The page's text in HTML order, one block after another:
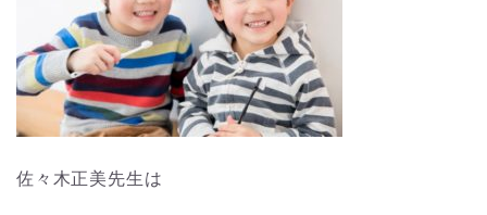
佐々木正美先生は